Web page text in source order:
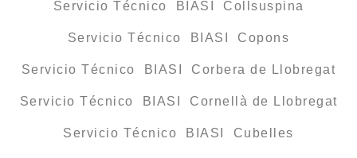
Servicio Técnico BIASI Collsuspina
Servicio Técnico BIASI Copons
Servicio Técnico BIASI Corbera de Llobregat
Servicio Técnico BIASI Cornellà de Llobregat
Servicio Técnico BIASI Cubelles